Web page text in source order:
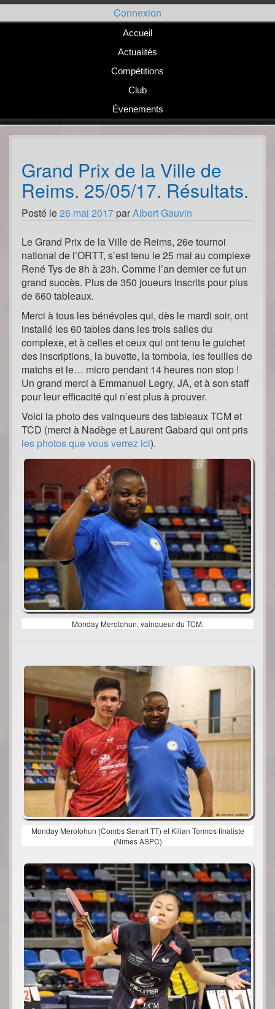
Passer
au
Connexion
Accueil
Actualités
Compétitions
Club
Évenements
Grand Prix de la Ville de
Reims. 25/05/17. Résultats.
Posté le26 mai 2017 parAlbert Gauvin
Le Grand Prix de la Ville de Reims, 26e tournoi
national de l’ORTT, s’est tenu le 25 mai au complexe
René Tys de 8h à 23h. Comme l’an dernier ce fut un
grand succès. Plus de 350 joueurs inscrits pour plus
de 660 tableaux.
Merci à tous les bénévoles qui, dès le mardi soir, ont
installé les 60 tables dans les trois salles du
complexe, et à celles et ceux qui ont tenu le guichet
des inscriptions, la buvette, la tombola, les feuilles de
matchs et le… micro pendant 14 heures non stop !
Un grand merci à Emmanuel Legry, JA, et à son staff
pour leur efficacité qui n’est plus à prouver.
Voici la photo des vainqueurs des tableaux TCM et
TCD (merci à Nadège et Laurent Gabard qui ont pris
les photos que vous verrez ici).
Monday Merotohun, vainqueur du TCM.
Monday Merotohun (Combs Senart TT) et Kilian Tormos finaliste
(Nîmes ASPC)